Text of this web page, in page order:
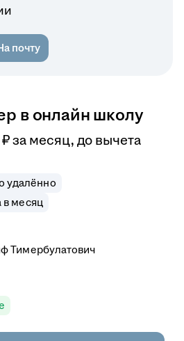
почту
в онлайн школу
₽ за месяц, до вычета
удалённо
в месяц
Тимербулатович